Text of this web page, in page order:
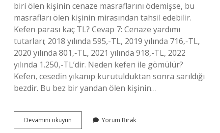
biri ölen kişinin cenaze masraflarını ödemişse, bu
masrafları ölen kişinin mirasından tahsil edebilir.
Kefen parası kaç TL? Cevap 7: Cenaze yardımı
tutarları; 2018 yılında 595,-TL, 2019 yılında 716,-TL,
2020 yılında 801,-TL, 2021 yılında 918,-TL, 2022
yılında 1.250,-TL’dir. Neden kefen ile gömülür?
Kefen, cesedin yıkanıp kurutulduktan sonra sarıldığı
bezdir. Bu bez bir yandan ölen kişinin…
Devamını okuyun
Parası
Yorum Bırak